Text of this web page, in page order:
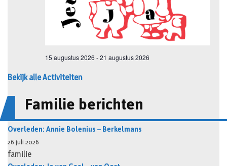
Bekijk alle Activiteiten
Familie berichten
Overleden: Annie Bolenius – Berkelmans
26 juli 2026
familie